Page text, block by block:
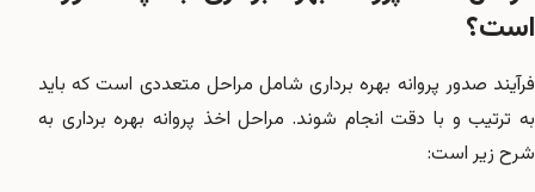
است؟
فرآیند صدور پروانه بهره برداری شامل مراحل متعددی است که باید
به ترتیب و با دقت انجام شوند. مراحل اخذ پروانه بهره برداری به
شرح زیر است: